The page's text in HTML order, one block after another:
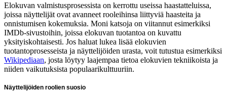
Elokuvan valmistusprosessista on kerrottu useissa haastatteluissa,
joissa näyttelijät ovat avanneet rooleihinsa liittyviä haasteita ja
onnistumisen kokemuksia. Moni katsoja on viitannut esimerkiksi
IMDb-sivustoihin, joissa elokuvan tuotantoa on kuvattu
yksityiskohtaisesti. Jos haluat lukea lisää elokuvien
tuotantoprosesseista ja näyttelijöiden urasta, voit tutustua esimerkiksi
Wikipediaan, josta löytyy laajempaa tietoa elokuvien tekniikoista ja
niiden vaikutuksista populaarikulttuuriin.
Näyttelijöiden roolien suosio